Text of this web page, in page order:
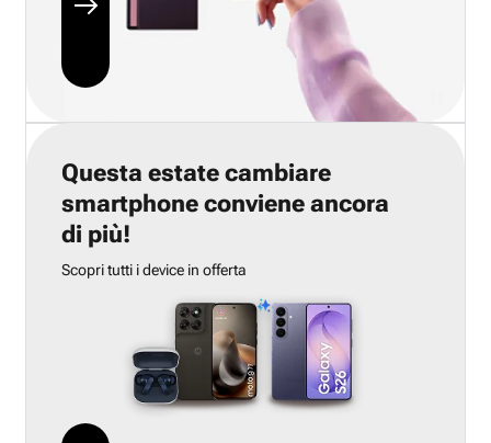
Questa estate cambiare
smartphone conviene ancora
di più!
Scopri tutti i device in offerta